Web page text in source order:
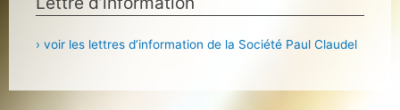
› voir les lettres d’information de la Société Paul Claudel